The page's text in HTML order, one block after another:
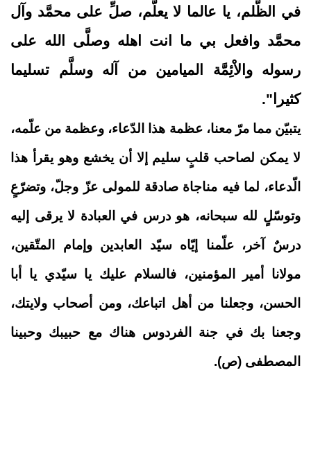
في الظُّلم، يا عالما لا يعلَّم، صلِّ على محمَّد وآل
محمَّد وافعل بي ما انت اهله وصلَّى الله على
رسوله والاْئِمَّة الميامين من آله وسلَّم تسليما
كثيرا".
يتبيّن مما مرّ معنا، عظمة هذا الدّعاء، وعظمة من علّمه،
لا يمكن لصاحب قلبٍ سليم إلا أن يخشع وهو يقرأ هذا
الّدعاء، لما فيه مناجاة صادقة للمولى عزّ وجلّ، وتضرّعٍ
وتوسّلٍ لله سبحانه، هو درس في العبادة لا يرقى إليه
درسٌ آخر، علّمنا إيّاه سيّد العابدين وإمام المتّقين،
مولانا أمير المؤمنين، فالسلام عليك يا سيّدي يا أبا
الحسن، وجعلنا من أهل اتباعك، ومن أصحاب ولايتك،
وجعنا بك في جنة الفردوس هناك مع حبيبك وحبينا
المصطفى (ص).